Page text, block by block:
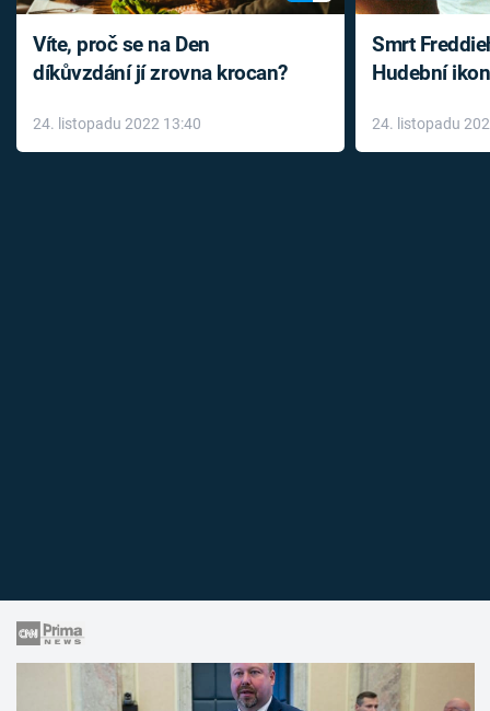
Víte, proč se na Den
díkůvzdání jí zrovna krocan?
24. listopadu 2022 13:40
Smrt
Hudební
léky
24. listopadu